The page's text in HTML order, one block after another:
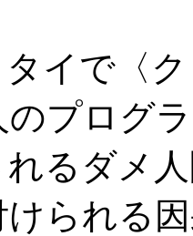
イで〈
プログ
るダメ
られる